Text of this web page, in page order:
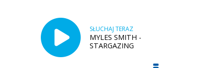
SŁUCHAJ TERAZ
MYLES SMITH -
STARGAZING